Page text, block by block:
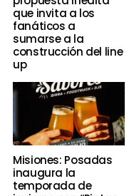
que invita a los
fanáticos a
sumarse a la
construcción del line
up
Misiones: Posadas
inaugura la
temporada de